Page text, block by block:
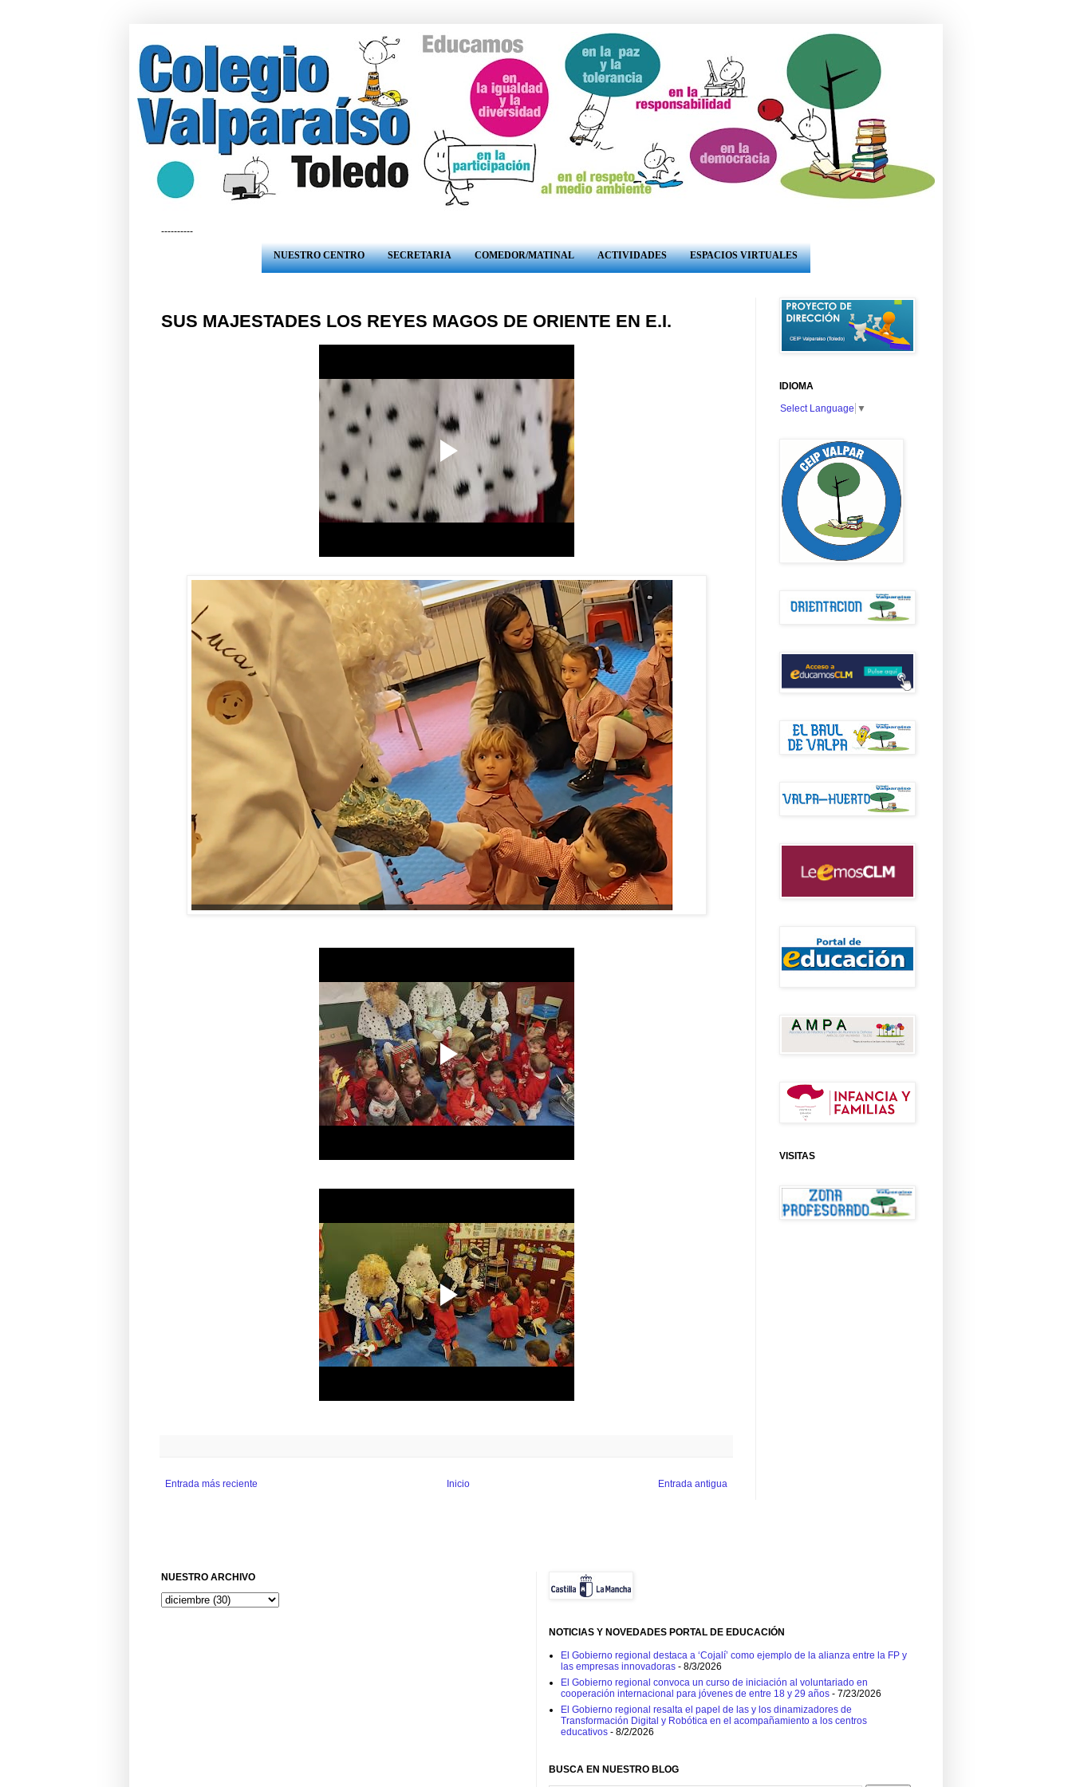
----------
NUESTRO CENTRO SECRETARIA COMEDOR/MATINAL ACTIVIDADES ESPACIOS VIRTUALES
SUS MAJESTADES LOS REYES MAGOS DE ORIENTE EN E.I.
Entrada más reciente Entrada antigua
Inicio
IDIOMA
Select Language ▼
VISITAS
NUESTRO ARCHIVO
NOTICIAS Y NOVEDADES PORTAL DE EDUCACIÓN
El Gobierno regional destaca a ‘Cojalí’ como ejemplo de la alianza entre la FP y
las empresas innovadoras - 8/3/2026
El Gobierno regional convoca un curso de iniciación al voluntariado en
cooperación internacional para jóvenes de entre 18 y 29 años - 7/23/2026
El Gobierno regional resalta el papel de las y los dinamizadores de
Transformación Digital y Robótica en el acompañamiento a los centros
educativos - 8/2/2026
BUSCA EN NUESTRO BLOG